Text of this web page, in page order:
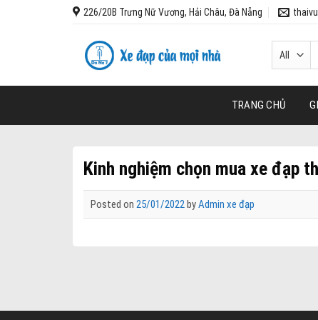
226/20B Trưng Nữ Vương, Hải Châu, Đà Nẵng
TRANG CHỦ
Kinh nghiệm chọn mua xe đạp
Posted on 25/01/2022byAdmin xe đạp